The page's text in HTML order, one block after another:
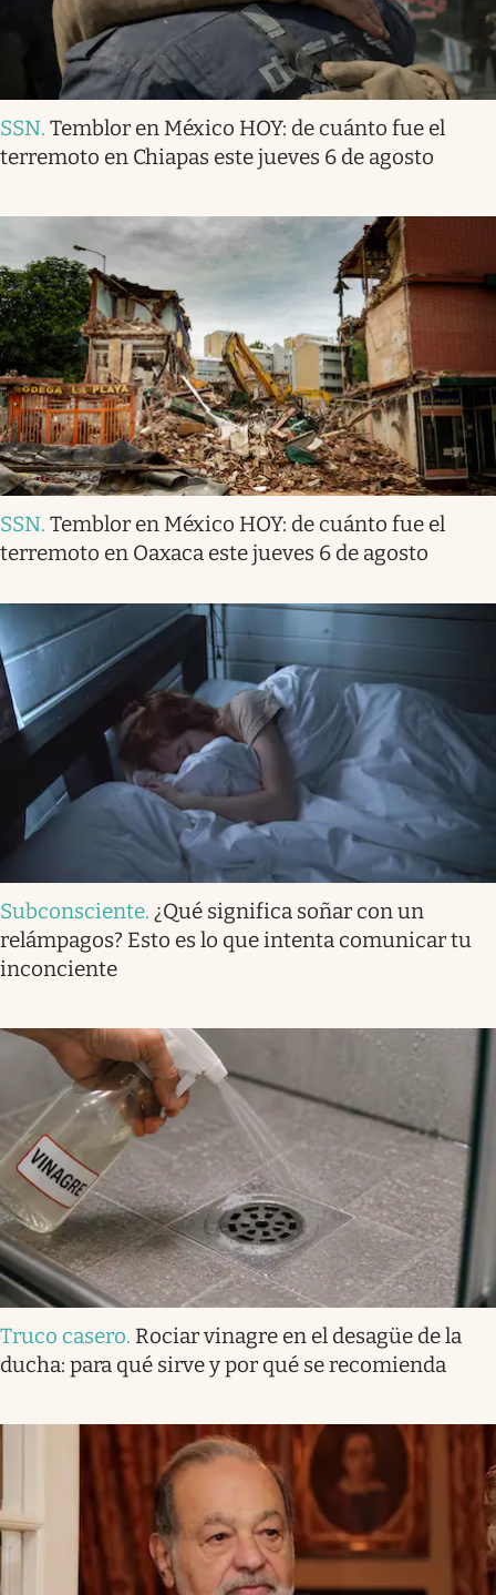
SSN. Temblor en México HOY: de cuánto fue el
terremoto en Chiapas este jueves 6 de agosto
SSN. Temblor en México HOY: de cuánto fue el
terremoto en Oaxaca este jueves 6 de agosto
Subconsciente. ¿Qué significa soñar con un
relámpagos? Esto es lo que intenta comunicar tu
inconciente
Truco casero. Rociar vinagre en el desagüe de la
ducha: para qué sirve y por qué se recomienda